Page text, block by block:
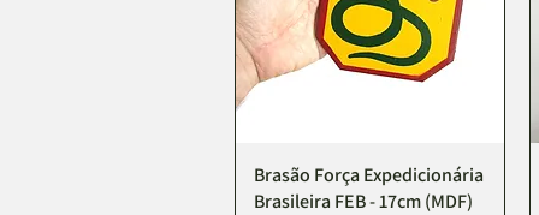
Visualização rápida
Brasão Força Expedicionária
Brasileira FEB - 17cm (MDF)